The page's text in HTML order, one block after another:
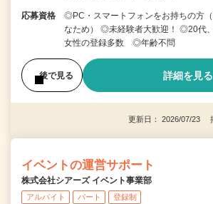
応募資格
◎PC・スマートフォンをお持ちの方
なため） ◎未経験者大歓迎！ ◎20代
女性の登録多数 ◎年齢不問
後で見る 詳細を見る
更新日： 2026/07/23
イベントの運営サポート
株式会社シアーズ イベント事業部
アルバイト パート 登録制